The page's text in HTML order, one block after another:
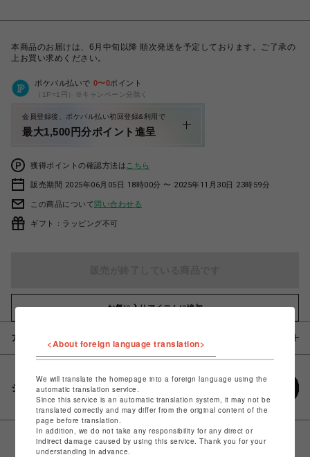
本商品のお届けは、6月中旬以降 順次発送を予定しております。ご了承の
上お買い求めください。
ポケパル払いで 0〜0ポイント
（1P=1円）※キャンペーン分除く
会員登録後、ポケパル払い初回登録&利用で
最大1,500円分ポイント進呈
獲得ポイントの確認方法は こちら
販売期間 2025年06月05日 18時00分 〜 2025年11月30日 23時59分
この商品について問い合わせる
ギフト：ラッピング不可
お気に入りアイテムに追加
アイテム説明 / 素材
シェアする
<About foreign language translation>
We will translate the homepage into a foreign language using the
automatic translation service.
Since this service is an automatic translation system, it may not be
translated correctly and may differ from the original content of the
page before translation.
In addition, we do not take any responsibility for any direct or
indirect damage caused by using this service. Thank you for your
understanding in advance.